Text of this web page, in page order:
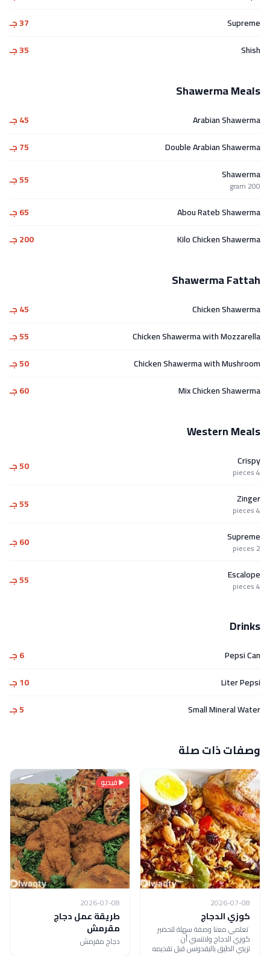
Supreme
37 جـ
Shish
35 جـ
Shawerma Meals
Arabian Shawerma
45 جـ
Double Arabian Shawerma
75 جـ
Shawerma
200 gram 55 جـ
Abou Rateb Shawerma
65 جـ
Kilo Chicken Shawerma
200 جـ
Shawerma Fattah
Chicken Shawerma
45 جـ
Chicken Shawerma with Mozzarella
55 جـ
Chicken Shawerma with Mushroom
50 جـ
Mix Chicken Shawerma
60 جـ
Western Meals
Crispy
4 pieces 50 جـ
Zinger
4 pieces 55 جـ
Supreme
2 pieces 60 جـ
Escalope
4 pieces 55 جـ
Drinks
Pepsi Can
6 جـ
Liter Pepsi
10 جـ
Small Mineral Water
5 جـ
وصفات ذات صلة
2026-07-08
كوزي الدجاج
تعلمي معنا وصفة سهلة لتحضير
كوزي الدجاج ولاتنسي أن
تزيني الطبق بالبقدونس قبل تقديمه
فيديو
2026-07-08
طريقة عمل دجاج
مقرمش
دجاج مقرمش